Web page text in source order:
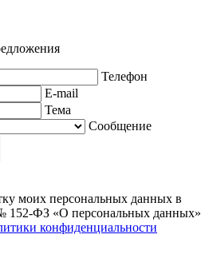
Телефон
E-mail
Тема
Сообщение
моих персональных данных в
152-ФЗ «О персональных данных»
конфиденциальности